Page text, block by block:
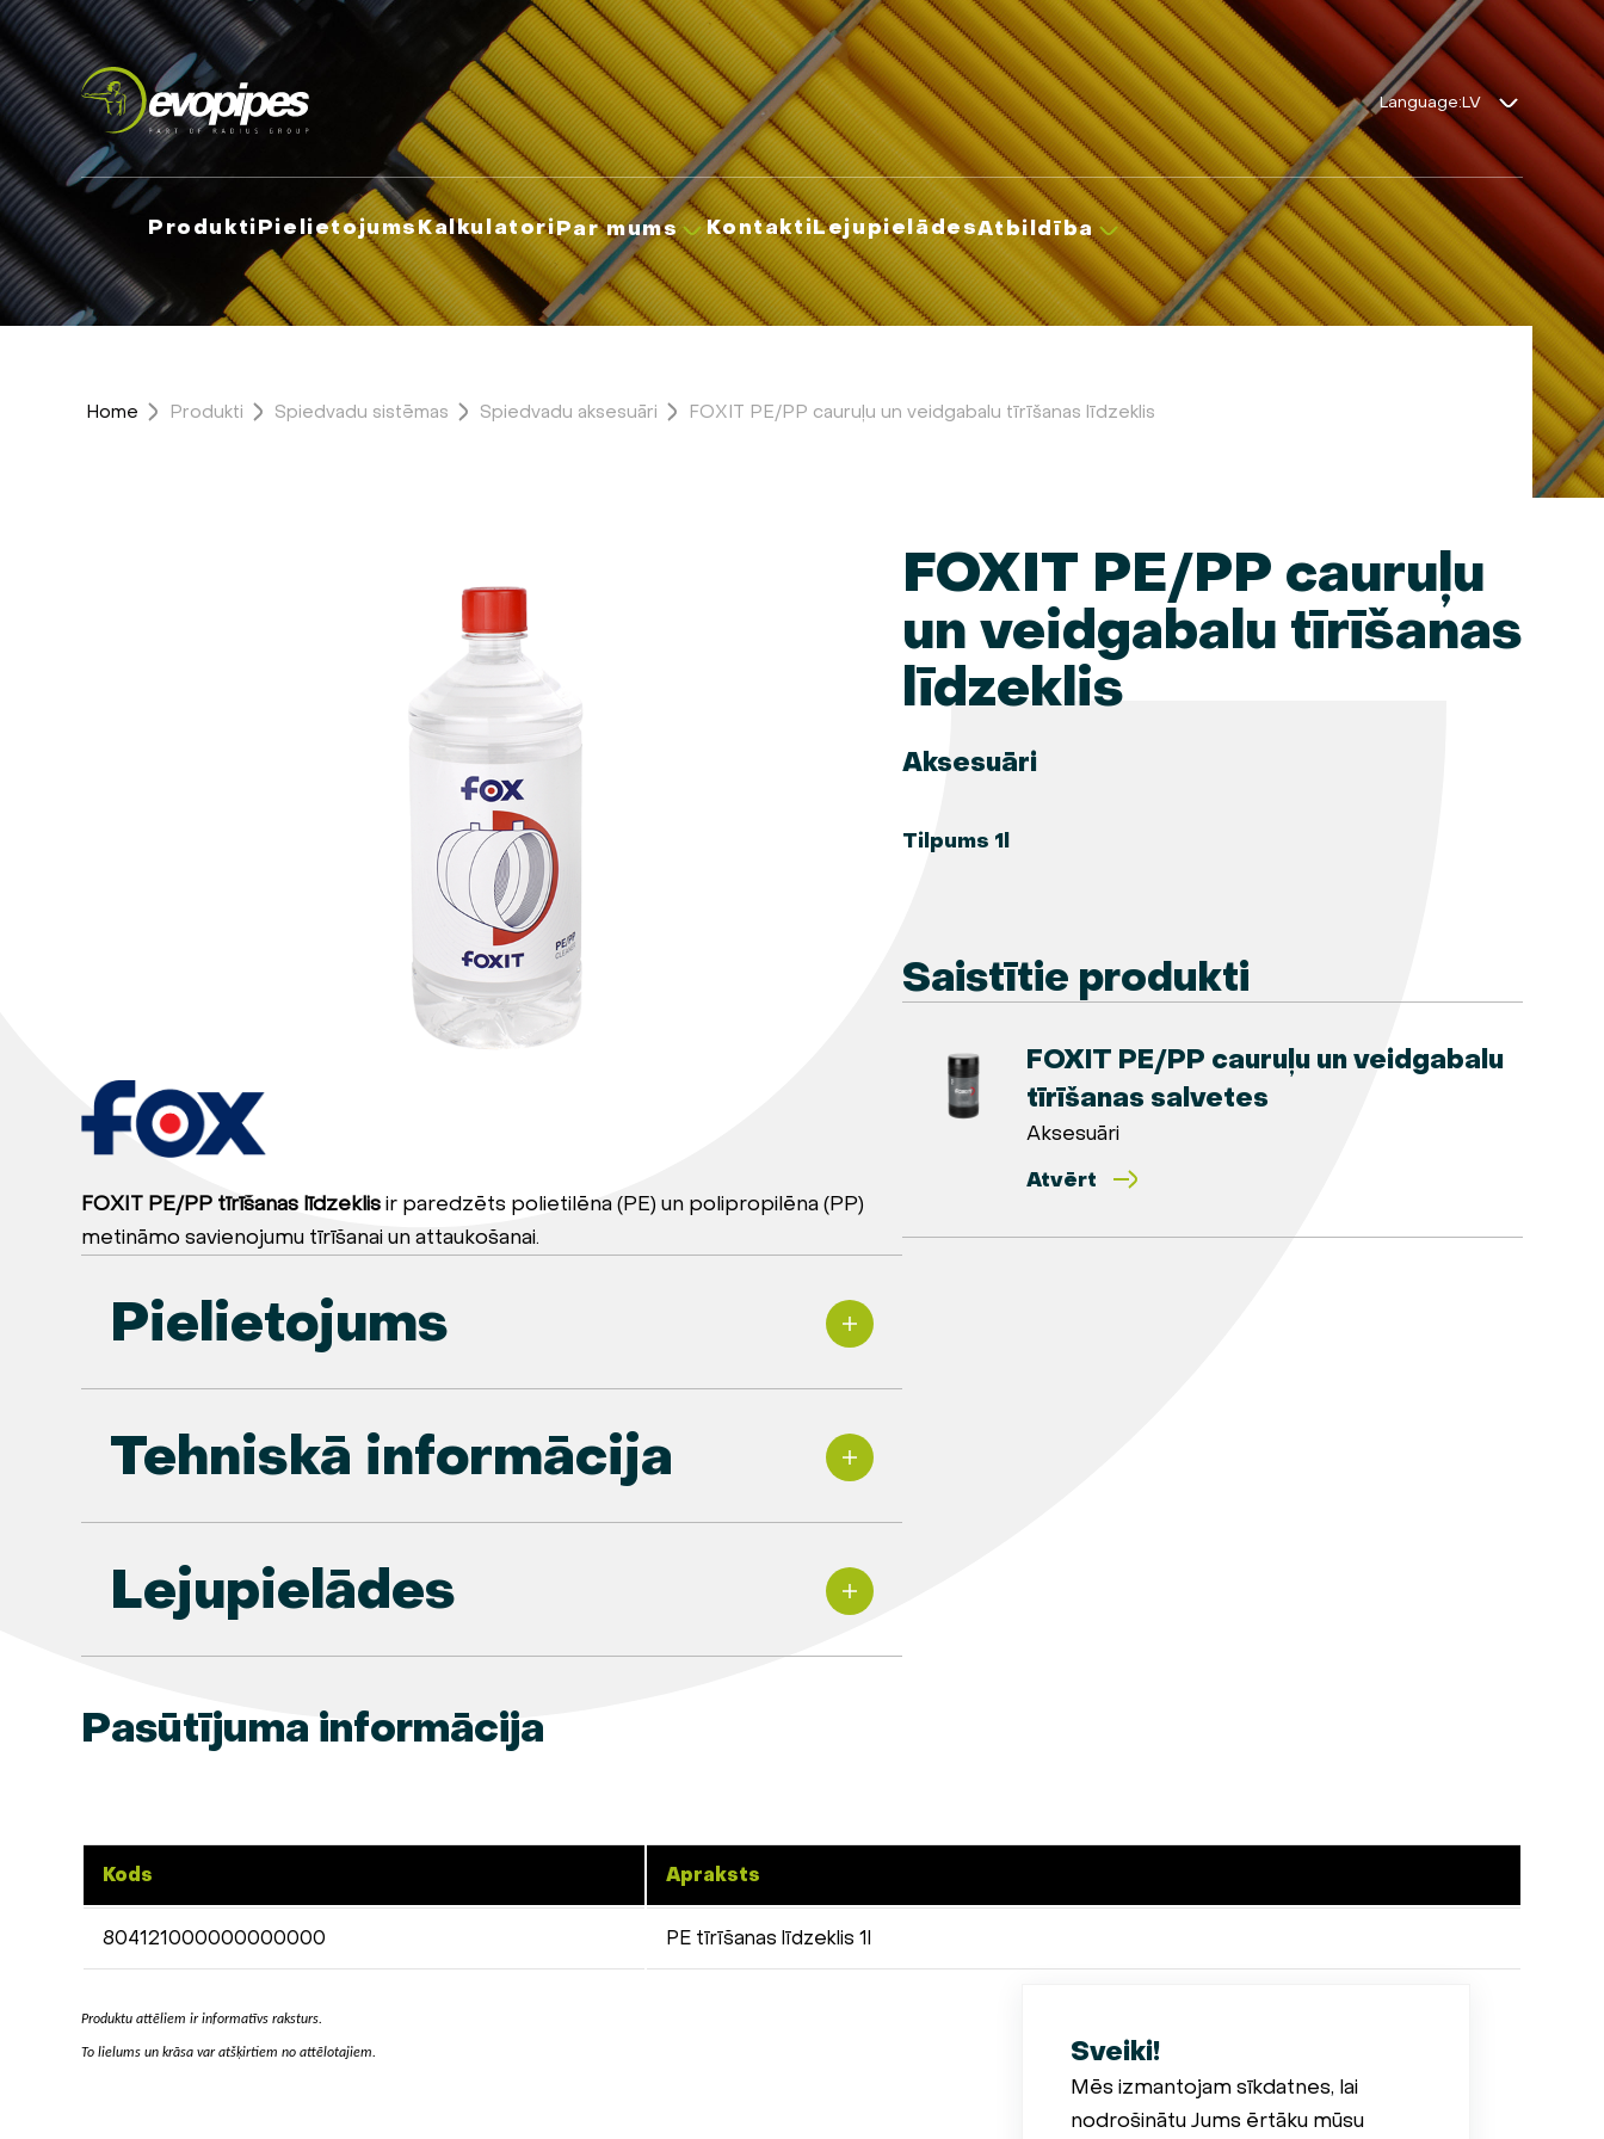
Language:
ProduktiPielietojumsKalkulatoriPar mums KontaktiLejupielādesAtbildība
Home Produkti Spiedvadu sistēmas Spiedvadu aksesuāri FOXIT PE/PP cauruļu un veidgabalu tīrīšanas līdzeklis
FOXIT PE/PP tīrīšanas līdzeklisir paredzēts polietilēna (PE) un polipropilēna (PP)
metināmo savienojumu tīrīšanai un attaukošanai.
Pielietojums
Tehniskā informācija
FOXIT PE/PP cauruļu
un veidgabalu tīrīšanas
līdzeklis
Aksesuāri
Tilpums 1l
Saistītie produkti
FOXIT PE/PP cauruļu un veidgabalu
tīrīšanas salvetes
Aksesuāri
Atvērt
Lejupielādes
Pasūtījuma informācija
Kods Apraksts
804121000000000000 PE tīrīšanas līdzeklis 1l
Produktu attēliem ir informatīvs raksturs.
To lielums un krāsa var atšķirtiem no attēlotajiem. Sveiki!
Mēs izmantojam sīkdatnes, lai
nodrošinātu Jums ērtāku mūsu